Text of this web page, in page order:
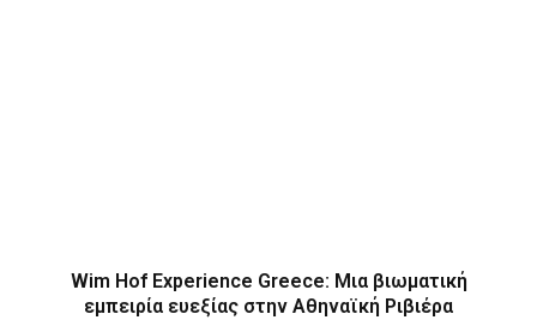
Wim Hof Experience Greece: Μια βιωματική
εμπειρία ευεξίας στην Αθηναϊκή Ριβιέρα